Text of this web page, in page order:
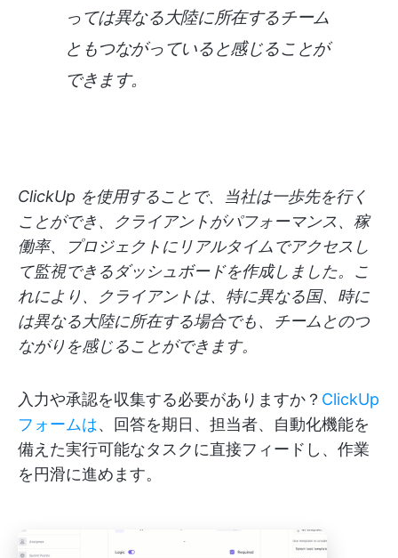
っては異なる大陸に所在するチーム
ともつながっていると感じることが
できます。
ClickUp を使用することで、当社は一歩先を行く
ことができ、クライアントがパフォーマンス、稼
働率、プロジェクトにリアルタイムでアクセスし
て監視できるダッシュボードを作成しました。こ
れにより、クライアントは、特に異なる国、時に
は異なる大陸に所在する場合でも、チームとのつ
ながりを感じることができます。
入力や承認を収集する必要がありますか？ ClickUp
フォームは、回答を期日、担当者、自動化機能を
備えた実行可能なタスクに直接フィードし、作業
を円滑に進めます。